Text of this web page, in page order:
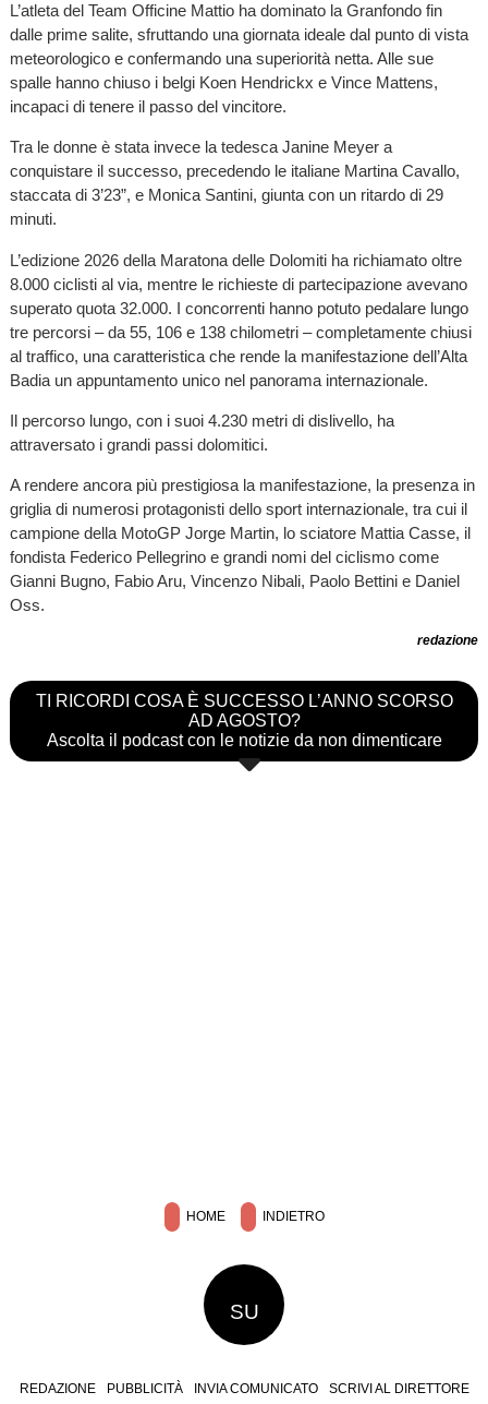
L’atleta del Team Officine Mattio ha dominato la Granfondo fin
dalle prime salite, sfruttando una giornata ideale dal punto di vista
meteorologico e confermando una superiorità netta. Alle sue
spalle hanno chiuso i belgi Koen Hendrickx e Vince Mattens,
incapaci di tenere il passo del vincitore.
Tra le donne è stata invece la tedesca Janine Meyer a
conquistare il successo, precedendo le italiane Martina Cavallo,
staccata di 3’23”, e Monica Santini, giunta con un ritardo di 29
minuti.
L’edizione 2026 della Maratona delle Dolomiti ha richiamato oltre
8.000 ciclisti al via, mentre le richieste di partecipazione avevano
superato quota 32.000. I concorrenti hanno potuto pedalare lungo
tre percorsi – da 55, 106 e 138 chilometri – completamente chiusi
al traffico, una caratteristica che rende la manifestazione dell’Alta
Badia un appuntamento unico nel panorama internazionale.
Il percorso lungo, con i suoi 4.230 metri di dislivello, ha
attraversato i grandi passi dolomitici.
A rendere ancora più prestigiosa la manifestazione, la presenza in
griglia di numerosi protagonisti dello sport internazionale, tra cui il
campione della MotoGP Jorge Martin, lo sciatore Mattia Casse, il
fondista Federico Pellegrino e grandi nomi del ciclismo come
Gianni Bugno, Fabio Aru, Vincenzo Nibali, Paolo Bettini e Daniel
Oss.
redazione
TI RICORDI COSA È SUCCESSO L’ANNO SCORSO
AD AGOSTO?
Ascolta il podcast con le notizie da non dimenticare
HOME INDIETRO
SU
REDAZIONE PUBBLICITÀ INVIA COMUNICATO
SCRIVI AL DIRETTORE